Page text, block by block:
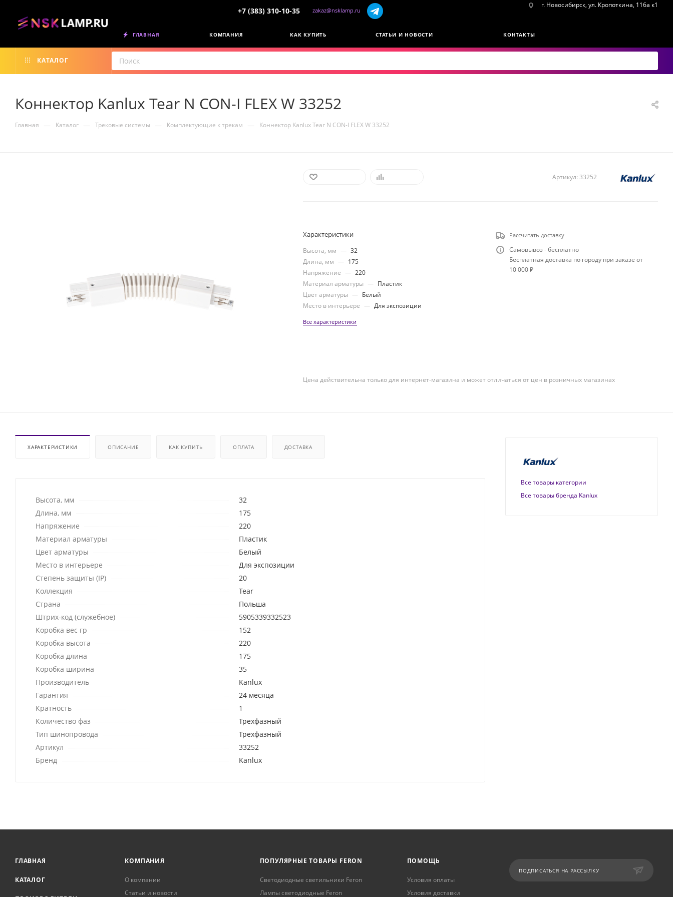
+7 (383) 310-10-35 zakaz@nsklamp.ru
г. Новосибирск, ул. Кропоткина, 116а к1
ГЛАВНАЯ КОМПАНИЯ КАК КУПИТЬ СТАТЬИ И НОВОСТИ КОНТАКТЫ
КАТАЛОГ
Коннектор Kanlux Tear N CON-I FLEX W 33252
Главная — Каталог — Трековые системы — Комплектующие к трекам — Коннектор Kanlux Tear N CON-I FLEX W 33252
Артикул: 33252
Характеристики
Высота, мм — 32
Длина, мм — 175
Напряжение — 220
Материал арматуры — Пластик
Цвет арматуры — Белый
Место в интерьере — Для экспозиции
Все характеристики
Рассчитать доставку
Самовывоз - бесплатно
Бесплатная доставка по городу при заказе от
10 000 ₽
Цена действительна только для интернет-магазина и может отличаться от цен в розничных магазинах
ХАРАКТЕРИСТИКИ ОПИСАНИЕ КАК КУПИТЬ ОПЛАТА ДОСТАВКА
Высота, мм
32
Длина, мм
175
Напряжение
220
Материал арматуры
Пластик
Цвет арматуры
Белый
Место в интерьере
Для экспозиции
Степень защиты (IP)
20
Коллекция
Tear
Страна
Польша
Штрих-код (служебное)
5905339332523
Коробка вес гр
152
Коробка высота
220
Коробка длина
175
Коробка ширина
35
Производитель
Kanlux
Гарантия
24 месяца
Кратность
1
Количество фаз
Трехфазный
Тип шинопровода
Трехфазный
Артикул
33252
Бренд
Kanlux
Все товары категории
Все товары бренда Kanlux
ГЛАВНАЯ
КАТАЛОГ
КОМПАНИЯ
О компании
Статьи и новости
ПОПУЛЯРНЫЕ ТОВАРЫ FERON
Светодиодные светильники Feron
Лампы светодиодные Feron
ПОМОЩЬ
Условия оплаты
Условия доставки
ПОДПИСАТЬСЯ НА РАССЫЛКУ